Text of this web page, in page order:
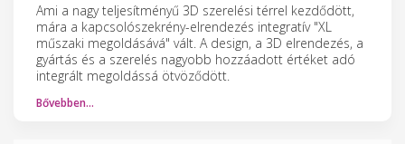
Ami a nagy teljesítményű 3D szerelési térrel kezdődött,
mára a kapcsolószekrény-elrendezés integratív "XL
műszaki megoldásává" vált. A design, a 3D elrendezés, a
gyártás és a szerelés nagyobb hozzáadott értéket adó
integrált megoldássá ötvöződött.
Bővebben…